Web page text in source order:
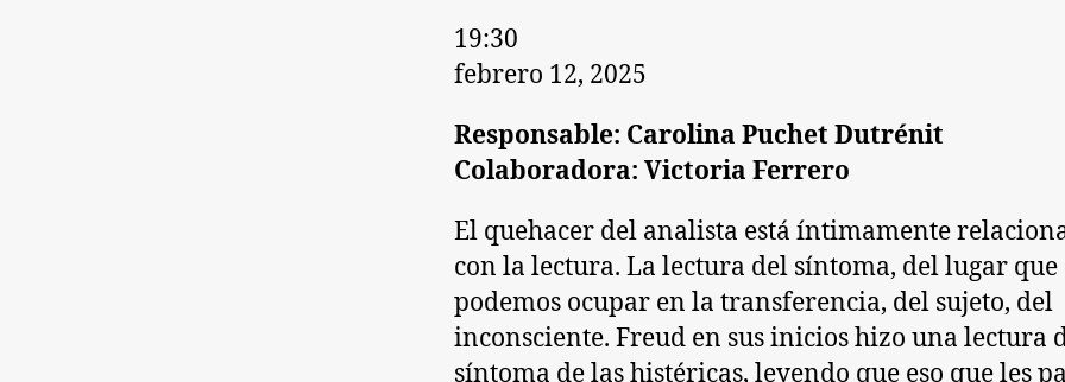
Leer
al
hoy
19:30
febrero 12, 2025
Responsable: Carolina Puchet Dutrénit
Colaboradora: Victoria Ferrero
El quehacer del analista está íntimamente
con la lectura. La lectura del síntoma, del lugar que
podemos ocupar en la transferencia, del sujeto, del
inconsciente. Freud en sus inicios hizo una lectura
síntoma de las histéricas, leyendo que eso que les